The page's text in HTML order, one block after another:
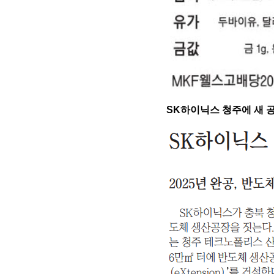
SK하이닉스 청주에 새